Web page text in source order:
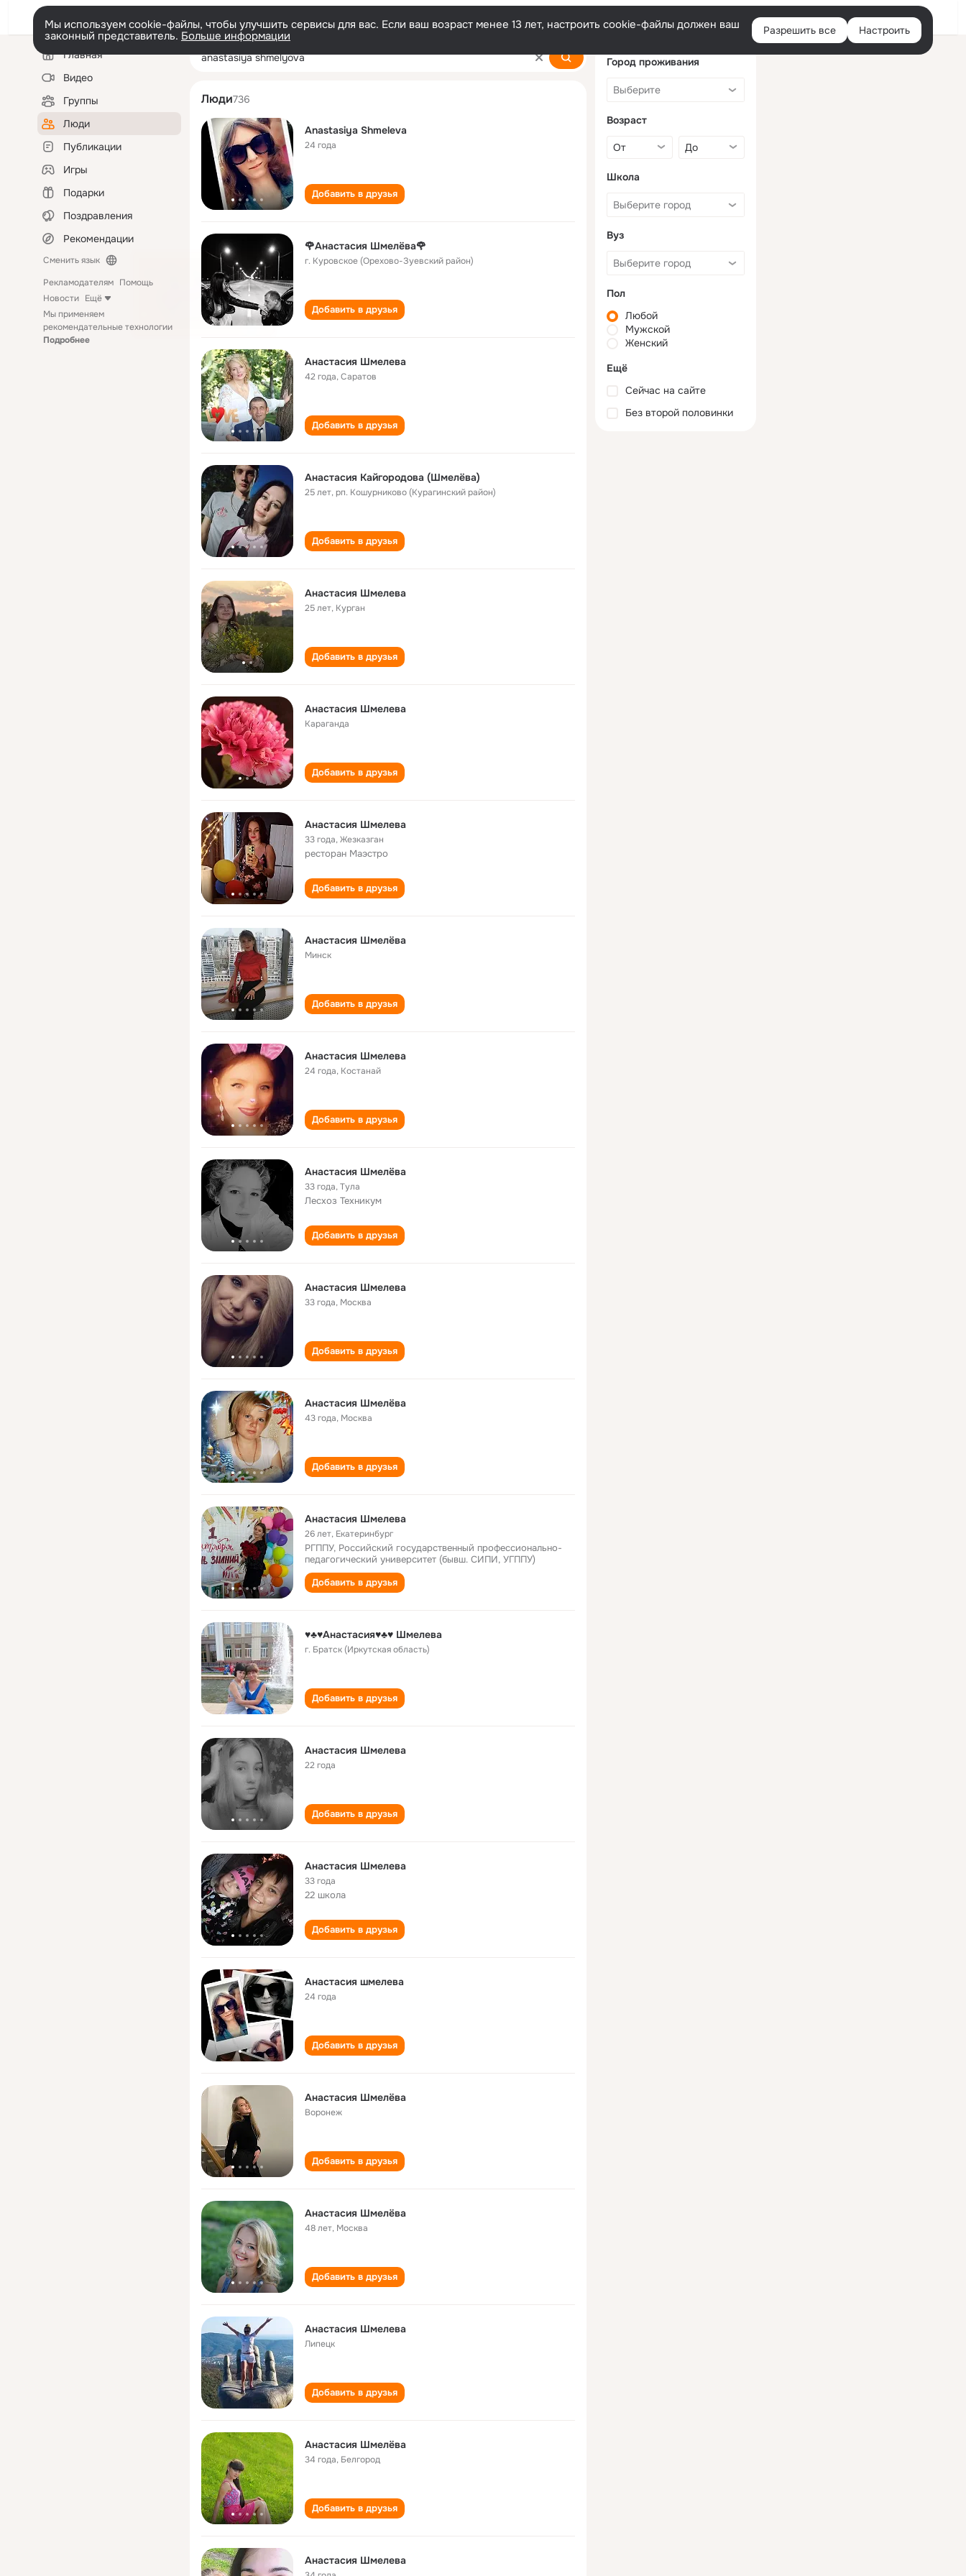
Войти
Мы используем cookie-файлы, чтобы улучшить сервисы для вас. Если ваш возраст менее 13 лет, настроить cookie-файлы должен ваш
законный представитель. Больше информации Разрешить все Настроить
Левая
колонкаГлавная
Видео
Группы
Люди
Публикации
Игры
Подарки
Поздравления
Рекомендации
Сменить язык
Рекламодателям Помощь
Новости Ещё
Мы применяем
рекомендательные технологии
Подробнее
anastasiya shmelyova
Люди736
Anastasiya Shmeleva
24 года
Добавить в друзья
🌹Анастасия Шмелёва🌹
г. Куровское (Орехово-Зуевский район)
Добавить в друзья
Анастасия Шмелева
42 года,Саратов
Добавить в друзья
Анастасия Кайгородова (Шмелëва)
25 лет,рп. Кошурниково (Курагинский район)
Добавить в друзья
Анастасия Шмелева
25 лет, Курган
Добавить в друзья
Анастасия Шмелева
Караганда
Добавить в друзья
Анастасия Шмелева
33 года,Жезказган
ресторан Маэстро
Добавить в друзья
Анастасия Шмелёва
Минск
Добавить в друзья
Анастасия Шмелева
24 года, Костанай
Добавить в друзья
Анастасия Шмелёва
33 года,Тула
Лесхоз Техникум
Добавить в друзья
Анастасия Шмелева
33 года, Москва
Добавить в друзья
Анастасия Шмелёва
43 года, Москва
Добавить в друзья
Анастасия Шмелева
26 лет, Екатеринбург
РГППУ, Российский государственный профессионально-
педагогический университет (бывш. СИПИ, УГППУ)
Добавить в друзья
♥♣♥Анастасия♥♣♥ Шмелева
г. Братск (Иркутская область)
Добавить в друзья
Анастасия Шмелева
22 года
Добавить в друзья
Анастасия Шмелева
33 года
22 школа
Добавить в друзья
Анастасия шмелева
24 года
Добавить в друзья
Анастасия Шмелёва
Воронеж
Добавить в друзья
Анастасия Шмелёва
48 лет, Москва
Добавить в друзья
Анастасия Шмелева
Липецк
Добавить в друзья
Анастасия Шмелёва
34 года, Белгород
Добавить в друзья
Анастасия Шмелева
Город проживания
Возраст
Школа
Вуз
Пол
Любой
Мужской
Женский
Ещё
Сейчас на сайте
Без второй половинки